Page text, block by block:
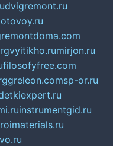
dvigremont.ru
remontdoma.com
vyitikho.rumirjon.ru
filosofyfree.com
greleon.comsp-or.ru
instrumentgid.ru